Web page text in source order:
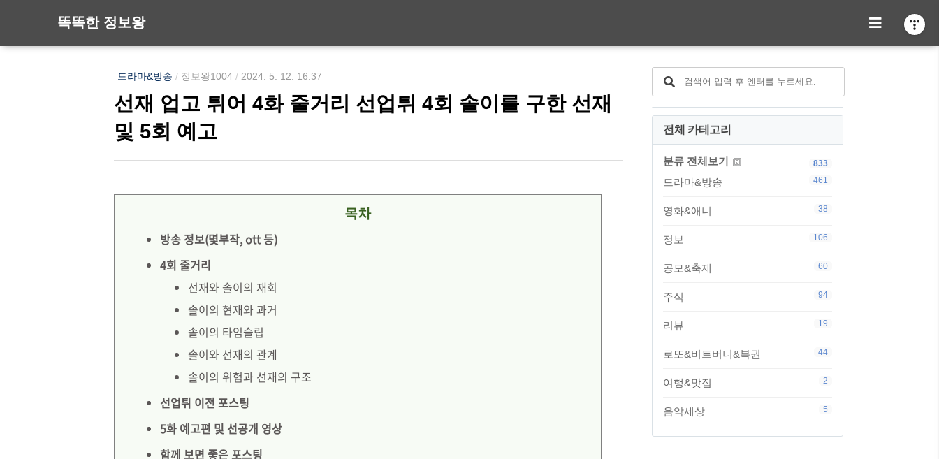
똑똑한 정보왕
드라마&방송 / 정보왕1004 / 2024. 5. 12. 16:37
선재 업고 튀어 4화 줄거리 선업튀 4회 솔이를 구한 선재
및 5회 예고
목차
방송 정보(몇부작, ott 등)
4회 줄거리
선재와 솔이의 재회
솔이의 현재와 과거
솔이의 타임슬립
솔이와 선재의 관계
솔이의 위험과 선재의 구조
선업튀 이전 포스팅
5화 예고편 및 선공개 영상
함께 보면 좋은 포스팅
전체 카테고리
분류 전체보기 833
드라마&방송 461
영화&애니 38
정보 106
공모&축제 60
주식 94
리뷰 19
로또&비트버니&복권 44
여행&맛집 2
음악세상 5